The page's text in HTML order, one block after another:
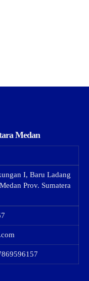
Medan
I, Baru Ladang
Prov. Sumatera